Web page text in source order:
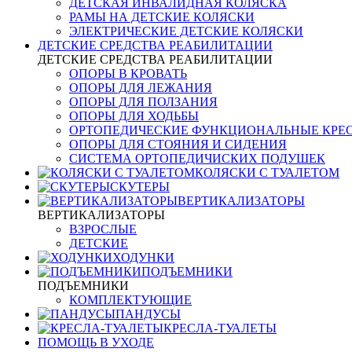
ДЕТСКАЯ ИНВАЛИДНАЯ КОЛЯСКА
РАМЫ НА ДЕТСКИЕ КОЛЯСКИ
ЭЛЕКТРИЧЕСКИЕ ДЕТСКИЕ КОЛЯСКИ
ДЕТСКИЕ СРЕДСТВА РЕАБИЛИТАЦИИ
ДЕТСКИЕ СРЕДСТВА РЕАБИЛИТАЦИИ
ОПОРЫ В КРОВАТЬ
ОПОРЫ ДЛЯ ЛЕЖАНИЯ
ОПОРЫ ДЛЯ ПОЛЗАНИЯ
ОПОРЫ ДЛЯ ХОДЬБЫ
ОРТОПЕДИЧЕСКИЕ ФУНКЦИОНАЛЬНЫЕ
ОПОРЫ ДЛЯ СТОЯНИЯ И СИДЕНИЯ
СИСТЕМА ОРТОПЕДИЧИСКИХ ПОДУШЕК
КОЛЯСКИ С ТУАЛЕТОМ
СКУТЕРЫ
ВЕРТИКАЛИЗАТОРЫ
ВЕРТИКАЛИЗАТОРЫ
ВЗРОСЛЫЕ
ДЕТСКИЕ
ХОДУНКИ
ПОДЪЕМНИКИ
ПОДЪЕМНИКИ
КОМПЛЕКТУЮЩИЕ
ПАНДУСЫ
КРЕСЛА-ТУАЛЕТЫ
ПОМОЩЬ В УХОДЕ